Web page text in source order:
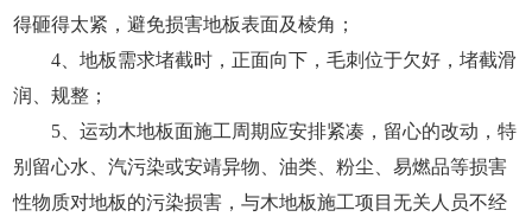
得砸得太紧，避免损害地板表面及棱角；
4、地板需求堵截时，正面向下，毛刺位于欠好，堵截滑
润、规整；
5、运动木地板面施工周期应安排紧凑，留心的改动，特
别留心水、汽污染或安靖异物、油类、粉尘、易燃品等损害
性物质对地板的污染损害，与木地板施工项目无关人员不经